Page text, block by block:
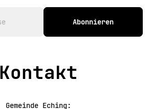
Abonnieren
Kontakt
Gemeinde Eching: